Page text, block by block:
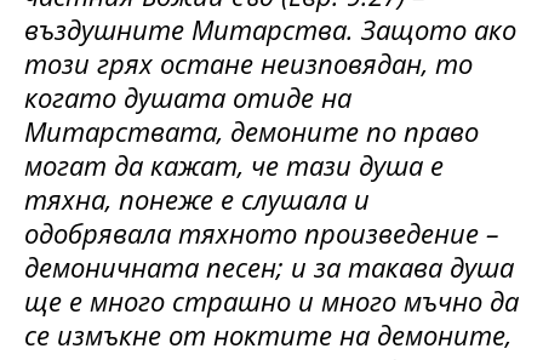
въздушните Митарства. Защото ако
този грях остане неизповядан, то
когато душата отиде на
Митарствата, демоните по право
могат да кажат, че тази душа е
тяхна, понеже е слушала и
одобрявала тяхното произведение –
демоничната песен; и за такава душа
ще е много страшно и много мъчно да
се измъкне от ноктите на демоните,